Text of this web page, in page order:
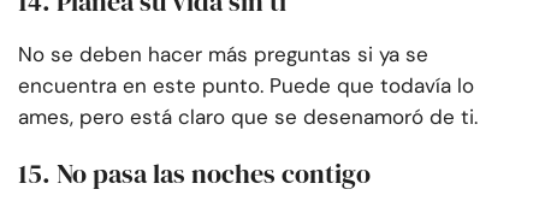
No se deben hacer más preguntas si ya se
encuentra en este punto. Puede que todavía lo
ames, pero está claro que se desenamoró de ti.
15. No pasa las noches contigo